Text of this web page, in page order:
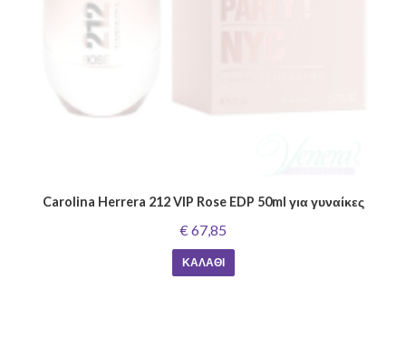
Carolina Herrera 212 VIP Rose EDP 50ml για γυναίκες
€ 67,85
ΚΑΛΆΘΙ